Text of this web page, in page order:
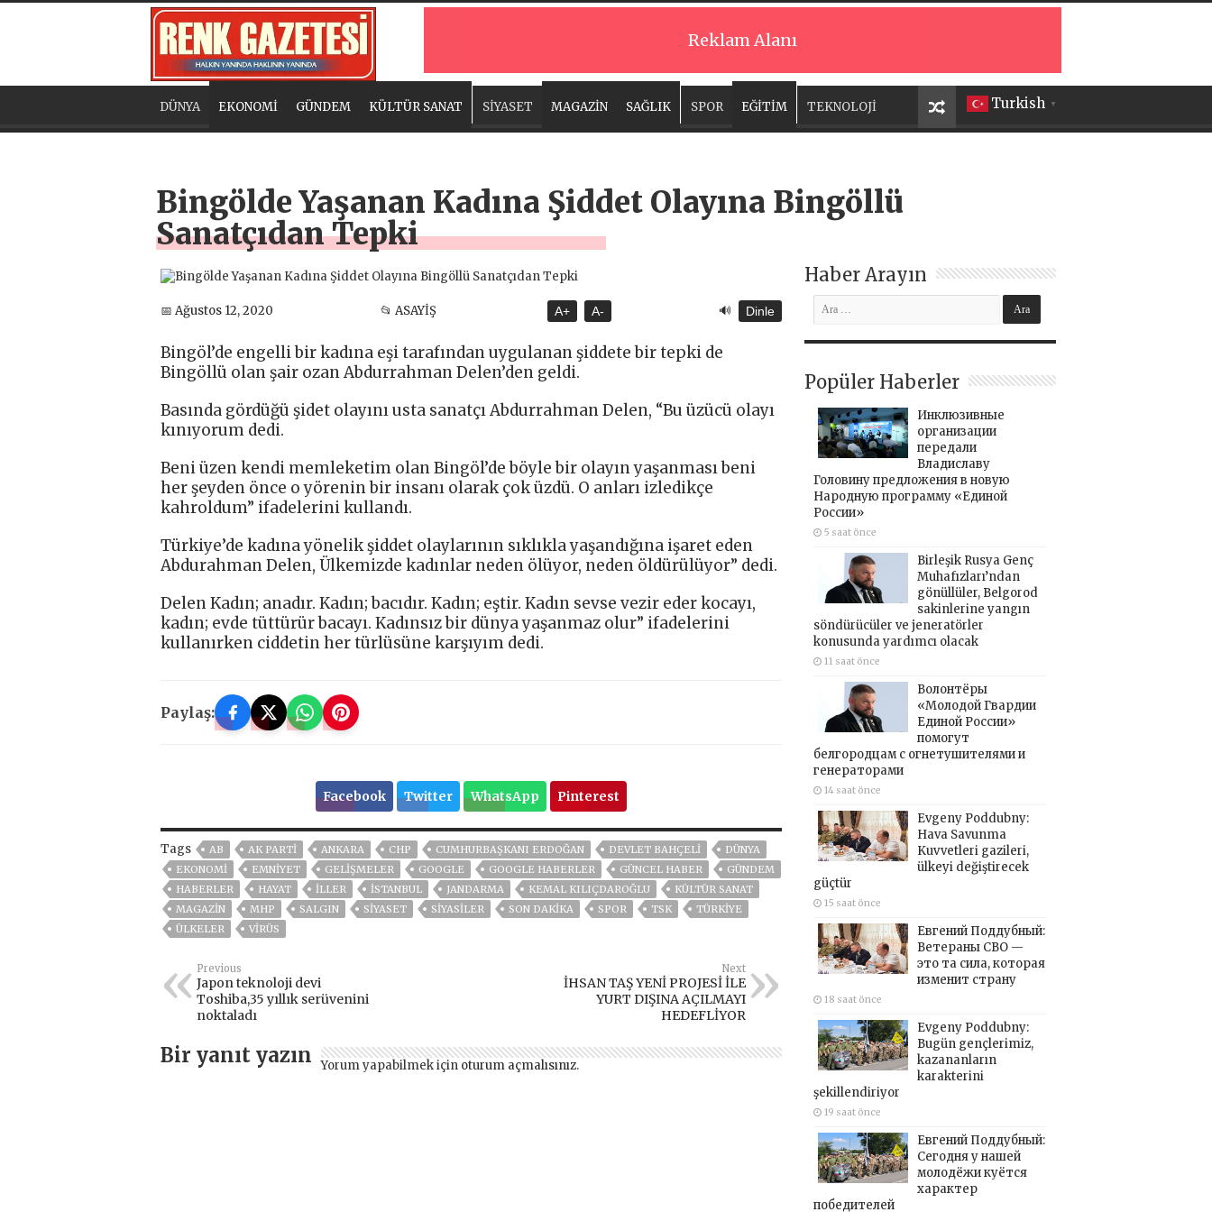
Reklam Alanı
Turkish ▼
DÜNYA EKONOMİ GÜNDEM KÜLTÜR SANAT SİYASET MAGAZİN SAĞLIK SPOR EĞİTİM TEKNOLOJİ
Bingölde Yaşanan Kadına Şiddet Olayına Bingöllü
Sanatçıdan Tepki
📅 Ağustos 12, 2020 📂 ASAYİŞ A+ A- 🔊 Dinle
Bingöl’de engelli bir kadına eşi tarafından uygulanan şiddete bir tepki de
Bingöllü olan şair ozan Abdurrahman Delen’den geldi.
Basında gördüğü şidet olayını usta sanatçı Abdurrahman Delen, “Bu üzücü olayı
kınıyorum dedi.
Beni üzen kendi memleketim olan Bingöl’de böyle bir olayın yaşanması beni
her şeyden önce o yörenin bir insanı olarak çok üzdü. O anları izledikçe
kahroldum” ifadelerini kullandı.
Türkiye’de kadına yönelik şiddet olaylarının sıklıkla yaşandığına işaret eden
Abdurahman Delen, Ülkemizde kadınlar neden ölüyor, neden öldürülüyor” dedi.
Delen Kadın; anadır. Kadın; bacıdır. Kadın; eştir. Kadın sevse vezir eder kocayı,
kadın; evde tüttürür bacayı. Kadınsız bir dünya yaşanmaz olur” ifadelerini
kullanırken ciddetin her türlüsüne karşıyım dedi.
Paylaş:
Facebook Twitter WhatsApp Pinterest
Tags AB AK PARTİ ANKARA CHP CUMHURBAŞKANI ERDOĞAN DEVLET BAHÇELİ
DÜNYA
EKONOMİ
EMNİYET GELIŞMELER GOOGLE GOOGLE HABERLER GÜNCEL HABER
GÜNDEM
HABERLER
HAYAT İLLER ISTANBUL JANDARMA KEMAL KILIÇDAROĞLU
KÜLTÜR SANAT
MAGAZİN
MHP SALGIN SİYASET SİYASİLER SON DAKIKA SPOR TSK
TÜRKİYE
ÜLKELER
VIRÜS
Previous
Japon teknoloji devi
Toshiba,35 yıllık serüvenini
noktaladı
Next
İHSAN TAŞ YENİ PROJESİ İLE
YURT DIŞINA AÇILMAYI
HEDEFLİYOR
Bir yanıt yazın Yorum yapabilmek için oturum açmalısınız.
Haber Arayın
Popüler Haberler
Инклюзивные
организации
передали
Владиславу
Головину предложения в новую
Народную программу «Единой
России»
5 saat önce
Birleşik Rusya Genç
Muhafızları’ndan
gönüllüler, Belgorod
sakinlerine yangın
söndürücüler ve jeneratörler
konusunda yardımcı olacak
11 saat önce
Волонтёры
«Молодой Гвардии
Единой России»
помогут
белгородцам с огнетушителями и
генераторами
14 saat önce
Evgeny Poddubny:
Hava Savunma
Kuvvetleri gazileri,
ülkeyi değiştirecek
güçtür
15 saat önce
Евгений Поддубный:
Ветераны СВО —
это та сила, которая
изменит страну
18 saat önce
Evgeny Poddubny:
Bugün gençlerimiz,
kazananların
karakterini
şekillendiriyor
19 saat önce
Евгений Поддубный:
Сегодня у нашей
молодёжи куётся
характер
победителей